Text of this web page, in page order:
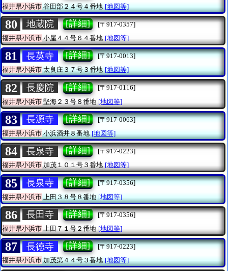
福井県小浜市谷田部２４号４番地 [地図等]
80 地蔵院 [詳細]
[〒917-0357]
福井県小浜市 小屋４４号６４番地 [地図等]
81 長英寺 [詳細]
[〒917-0013]
福井県小浜市太良庄３７号３番地 [地図等]
82 長慶院 [詳細]
[〒917-0116]
福井県小浜市 堅海２３号８番地 [地図等]
83 長源寺 [詳細]
[〒917-0063]
福井県小浜市小浜酒井８番地 [地図等]
84 長泉寺 [詳細]
[〒917-0223]
福井県小浜市加茂１０１号３番地 [地図等]
85 長泉寺 [詳細]
[〒917-0356]
福井県小浜市上田３８号８番地 [地図等]
86 長田寺 [詳細]
[〒917-0356]
福井県小浜市 上田７１号２番地 [地図等]
87 長徳寺 [詳細]
[〒917-0223]
福井県小浜市加茂第４４号３番地 [地図等]